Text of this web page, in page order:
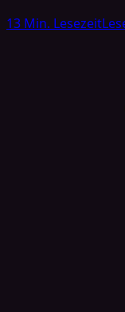
eine Vielzahl von
Astaxanthin hoch
Shops und
Frage auf, was
wissenschaftliche
13 Min. Lesezeit